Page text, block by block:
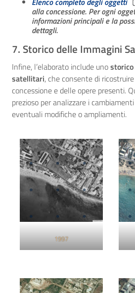
alla concessione. Per ogni
informazioni principali e la
dettagli.
7. Storico delle Immagini
Infine, l’elaborato include uno
satellitari, che consente di
concessione e delle opere presenti.
prezioso per analizzare i
eventuali modifiche o ampliamenti.
1997